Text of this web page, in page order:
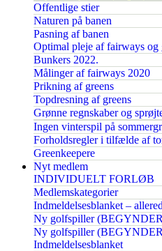
Offentlige stier
Naturen på banen
Pasning af banen
Optimal pleje af fairways og
Bunkers 2022.
Målinger af fairways 2020
Prikning af greens
Topdresning af greens
Grønne regnskaber og
Ingen vinterspil på
Forholdsregler i tilfælde af
Greenkeepere
Nyt medlem
INDIVIDUELT FORLØB
Medlemskategorier
Indmeldelsesblanket –
Ny golfspiller
Ny golfspiller
Indmeldelsesblanket